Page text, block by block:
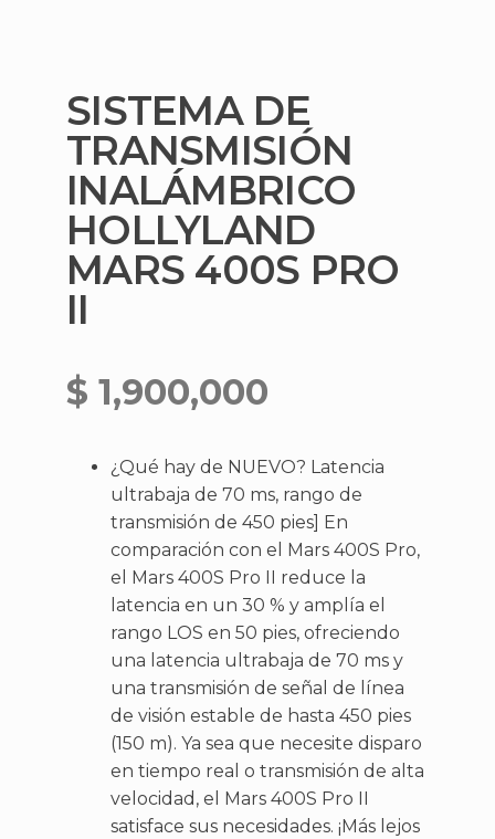
SISTEMA DE
TRANSMISIÓN
INALÁMBRICO
HOLLYLAND
MARS 400S PRO
II
$ 1,900,000
¿Qué hay de NUEVO? Latencia
ultrabaja de 70 ms, rango de
transmisión de 450 pies] En
comparación con el Mars 400S Pro,
el Mars 400S Pro II reduce la
latencia en un 30 % y amplía el
rango LOS en 50 pies, ofreciendo
una latencia ultrabaja de 70 ms y
una transmisión de señal de línea
de visión estable de hasta 450 pies
(150 m). Ya sea que necesite disparo
en tiempo real o transmisión de alta
velocidad, el Mars 400S Pro II
satisface sus necesidades. ¡Más lejos